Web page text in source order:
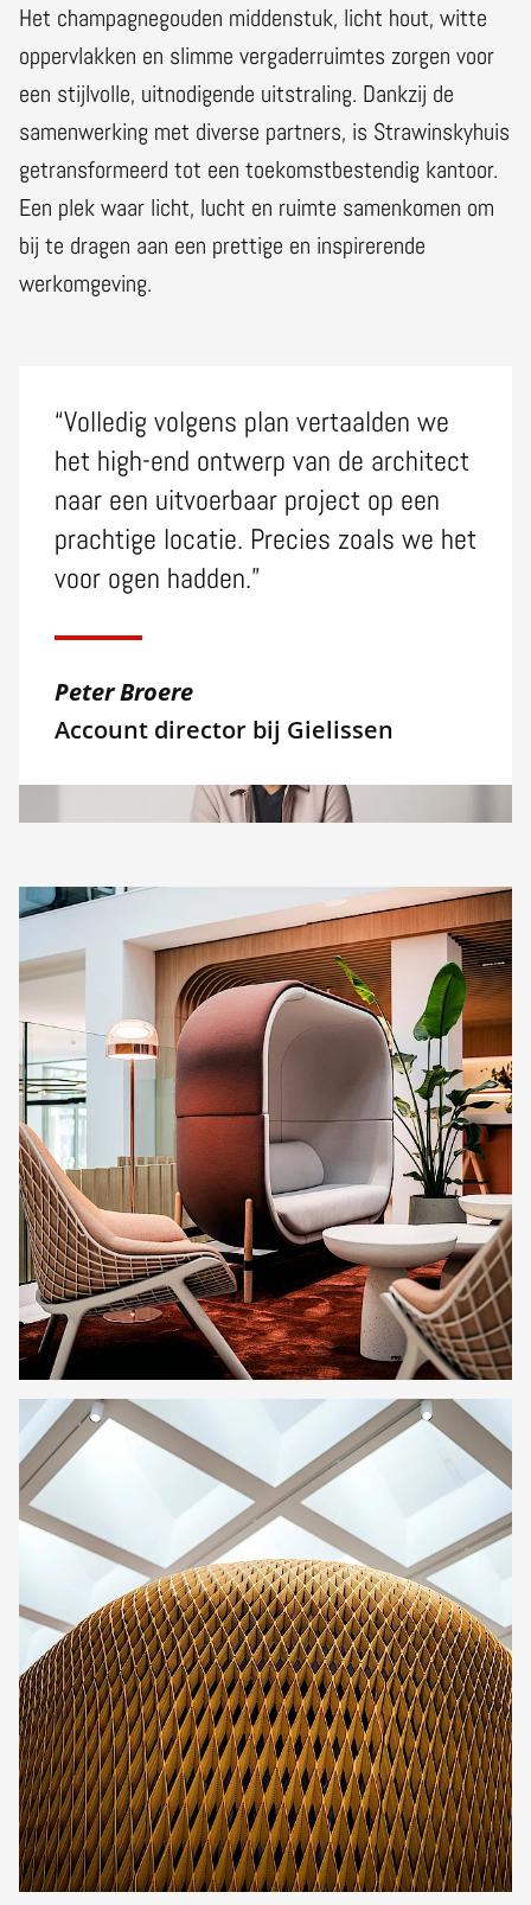
Het champagnegouden middenstuk, licht hout, witte
oppervlakken en slimme vergaderruimtes zorgen voor
een stijlvolle, uitnodigende uitstraling. Dankzij de
samenwerking met diverse partners, is Strawinskyhuis
getransformeerd tot een toekomstbestendig kantoor.
Een plek waar licht, lucht en ruimte samenkomen om
bij te dragen aan een prettige en inspirerende
werkomgeving.
“Volledig volgens plan vertaalden we
het high-end ontwerp van de architect
naar een uitvoerbaar project op een
prachtige locatie. Precies zoals we het
voor ogen hadden.”
Peter Broere
Account director bij Gielissen